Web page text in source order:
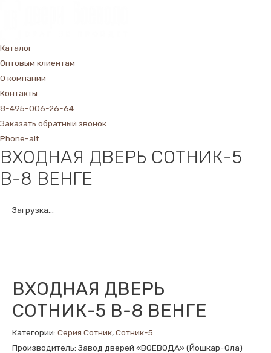
Каталог
Оптовым клиентам
О компании
Контакты
8-495-006-26-64
Заказать обратный звонок
Phone-alt
ВХОДНАЯ ДВЕРЬ СОТНИК-5
В-8 ВЕНГЕ
Загрузка...
ВХОДНАЯ ДВЕРЬ
СОТНИК-5 В-8 ВЕНГЕ
Категории: Серия Сотник,Сотник-5
Производитель: Завод дверей «ВОЕВОДА» (Йошкар-Ола)